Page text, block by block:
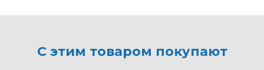
С этим товаром покупают